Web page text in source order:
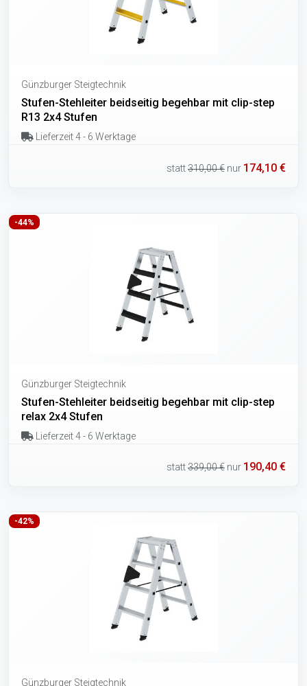
Günzburger Steigtechnik
Stufen-Stehleiter beidseitig begehbar mit clip-step
R13 2x4 Stufen
Lieferzeit 4 - 6 Werktage
statt310,00 € nur 174,10 €
-44%
Günzburger Steigtechnik
Stufen-Stehleiter beidseitig begehbar mit clip-step
relax 2x4 Stufen
Lieferzeit 4 - 6 Werktage
statt339,00 € nur 190,40 €
-42%
Günzburger Steigtechnik